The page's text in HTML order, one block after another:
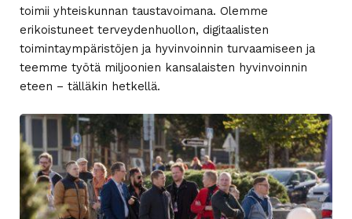
toimii yhteiskunnan taustavoimana. Olemme
erikoistuneet terveydenhuollon, digitaalisten
toimintaympäristöjen ja hyvinvoinnin turvaamiseen ja
teemme työtä miljoonien kansalaisten hyvinvoinnin
eteen – tälläkin hetkellä.